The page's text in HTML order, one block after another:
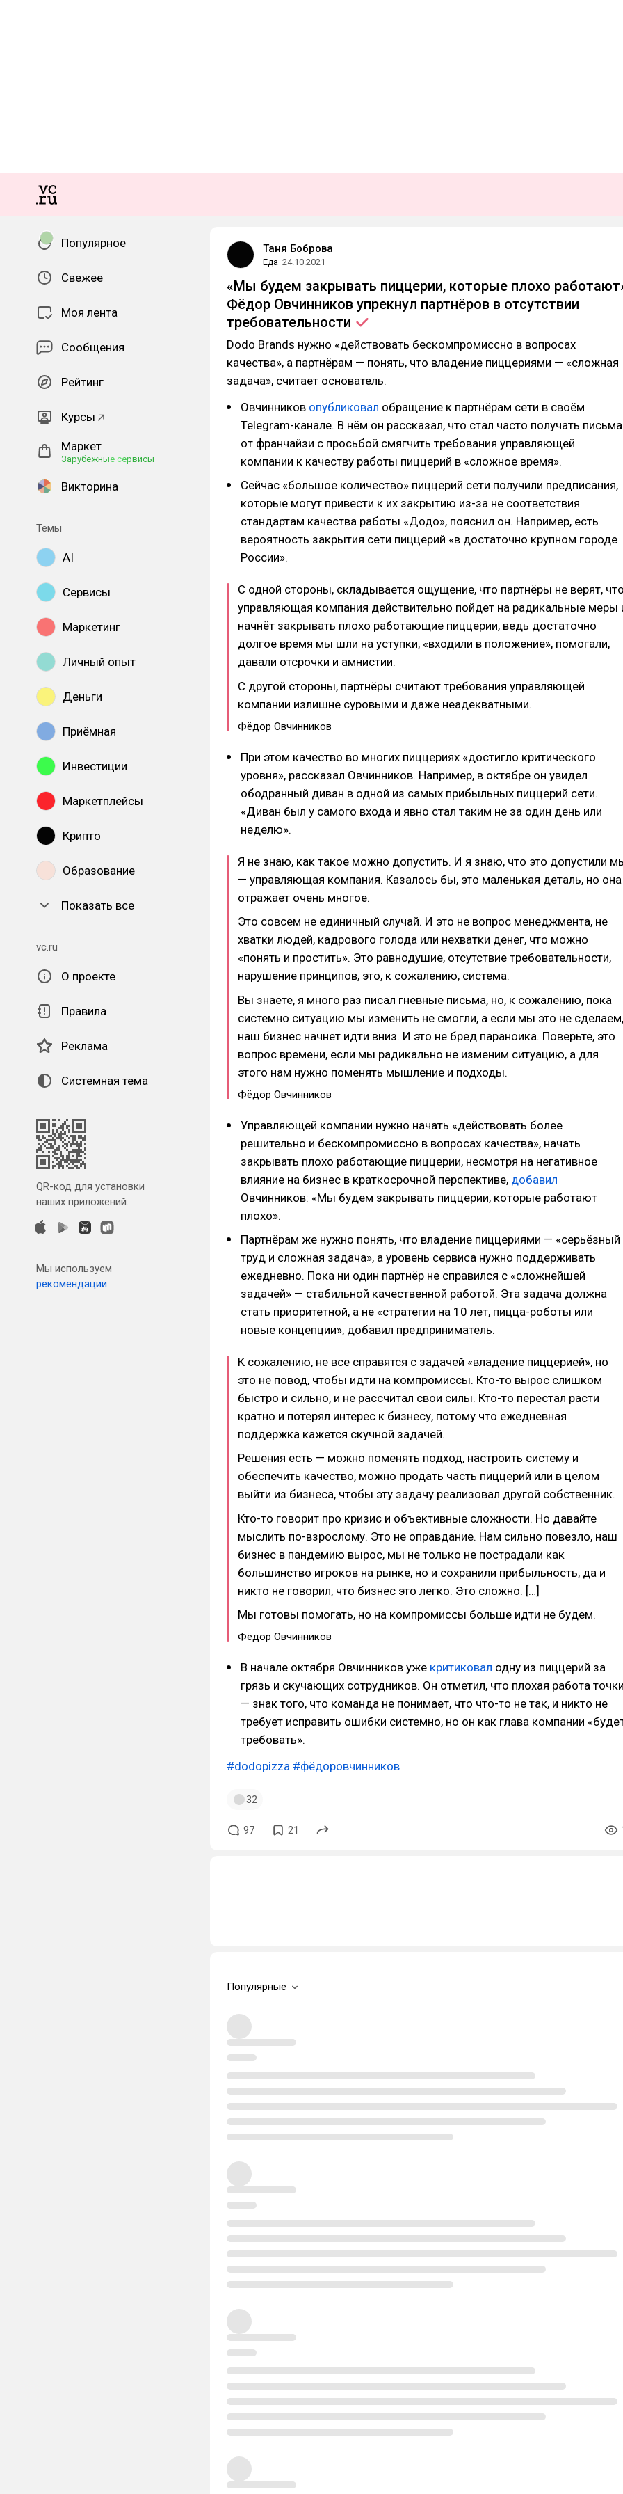
Популярное
Свежее
Моя лента
Сообщения
Рейтинг
Курсы
Маркет
Зарубежные сервисы
Викторина
Темы
AI
Сервисы
Маркетинг
Личный опыт
Деньги
Приёмная
Инвестиции
Маркетплейсы
Крипто
Образование
Показать все
vc.ru
О проекте
Правила
Реклама
Системная тема
QR-код для установки
наших приложений.
Мы используем
рекомендации.
Таня Боброва
Еда 24.10.2021
«Мы будем закрывать пиццерии, которые плохо
Фёдор Овчинников упрекнул партнёров в отсутствии
требовательности
Dodo Brands нужно «действовать бескомпромиссно в вопросах
качества», а партнёрам — понять, что владение пиццериями — «сложная
задача», считает основатель.
Овчинников опубликовал обращение к партнёрам сети в своём
Telegram-канале. В нём он рассказал, что стал часто получать письма
от франчайзи с просьбой смягчить требования управляющей
компании к качеству работы пиццерий в «сложное время».
Сейчас «большое количество» пиццерий сети получили предписания,
которые могут привести к их закрытию из-за не соответствия
стандартам качества работы «Додо», пояснил он. Например, есть
вероятность закрытия сети пиццерий «в достаточно крупном городе
России».
С одной стороны, складывается ощущение, что партнёры не верят,
управляющая компания действительно пойдет на радикальные меры
начнёт закрывать плохо работающие пиццерии, ведь достаточно
долгое время мы шли на уступки, «входили в положение», помогали,
давали отсрочки и амнистии.
С другой стороны, партнёры считают требования управляющей
компании излишне суровыми и даже неадекватными.
Фёдор Овчинников
При этом качество во многих пиццериях «достигло критического
уровня», рассказал Овчинников. Например, в октябре он увидел
ободранный диван в одной из самых прибыльных пиццерий сети.
«Диван был у самого входа и явно стал таким не за один день или
неделю».
Я не знаю, как такое можно допустить. И я знаю, что это допустили
— управляющая компания. Казалось бы, это маленькая деталь, но она
отражает очень многое.
Это совсем не единичный случай. И это не вопрос менеджмента, не
хватки людей, кадрового голода или нехватки денег, что можно
«понять и простить». Это равнодушие, отсутствие требовательности,
нарушение принципов, это, к сожалению, система.
Вы знаете, я много раз писал гневные письма, но, к сожалению, пока
системно ситуацию мы изменить не смогли, а если мы это не сделаем,
наш бизнес начнет идти вниз. И это не бред параноика. Поверьте, это
вопрос времени, если мы радикально не изменим ситуацию, а для
этого нам нужно поменять мышление и подходы.
Фёдор Овчинников
Управляющей компании нужно начать «действовать более
решительно и бескомпромиссно в вопросах качества», начать
закрывать плохо работающие пиццерии, несмотря на негативное
влияние на бизнес в краткосрочной перспективе, добавил
Овчинников: «Мы будем закрывать пиццерии, которые работают
плохо».
Партнёрам же нужно понять, что владение пиццериями — «серьёзный
труд и сложная задача», а уровень сервиса нужно поддерживать
ежедневно. Пока ни один партнёр не справился с «сложнейшей
задачей» — стабильной качественной работой. Эта задача должна
стать приоритетной, а не «стратегии на 10 лет, пицца-роботы или
новые концепции», добавил предприниматель.
К сожалению, не все справятся с задачей «владение пиццерией», но
это не повод, чтобы идти на компромиссы. Кто-то вырос слишком
быстро и сильно, и не рассчитал свои силы. Кто-то перестал расти
кратно и потерял интерес к бизнесу, потому что ежедневная
поддержка кажется скучной задачей.
Решения есть — можно поменять подход, настроить систему и
обеспечить качество, можно продать часть пиццерий или в целом
выйти из бизнеса, чтобы эту задачу реализовал другой собственник.
Кто-то говорит про кризис и объективные сложности. Но давайте
мыслить по-взрослому. Это не оправдание. Нам сильно повезло, наш
бизнес в пандемию вырос, мы не только не пострадали как
большинство игроков на рынке, но и сохранили прибыльность, да и
никто не говорил, что бизнес это легко. Это сложно. […]
Мы готовы помогать, но на компромиссы больше идти не будем.
Фёдор Овчинников
В начале октября Овчинников уже критиковал одну из пиццерий за
грязь и скучающих сотрудников. Он отметил, что плохая работа
— знак того, что команда не понимает, что что-то не так, и никто не
требует исправить ошибки системно, но он как глава компании
требовать».
#dodopizza #фёдоровчинников
32
97 21
Популярные